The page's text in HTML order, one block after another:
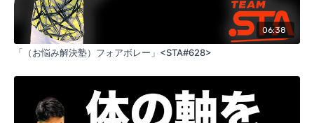
06:38
「（お悩み解決塾）フォアボレー」<STA#628>